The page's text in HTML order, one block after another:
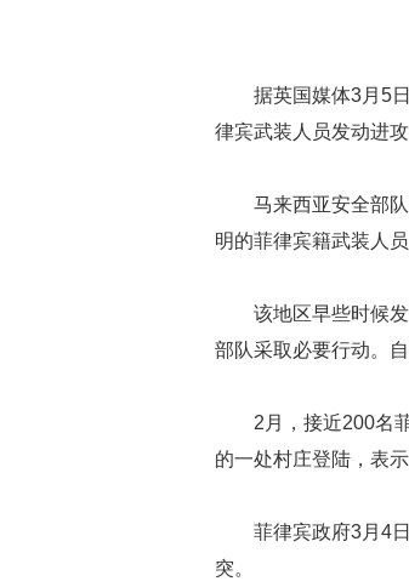
据英国媒体3月5
律宾武装人员发动进
马来西亚安全部
明的菲律宾籍武装人
该地区早些时候
部队采取必要行动。
2月，接近200名
的一处村庄登陆，表
菲律宾政府3月4
突。